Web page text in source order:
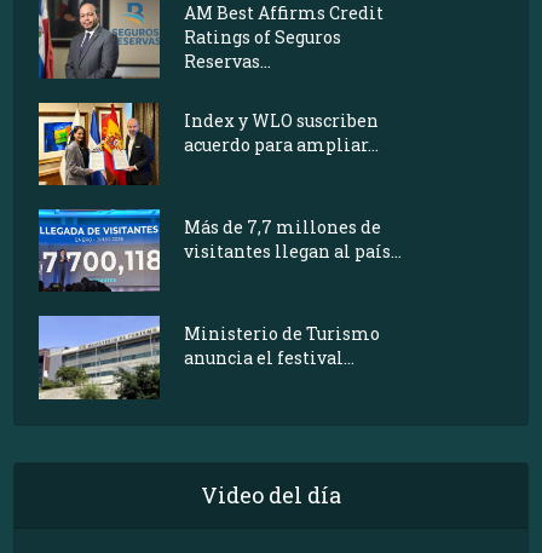
AM Best Affirms Credit
Ratings of Seguros
Reservas...
Index y WLO suscriben
acuerdo para ampliar...
Más de 7,7 millones de
visitantes llegan al país...
Ministerio de Turismo
anuncia el festival...
Video del día